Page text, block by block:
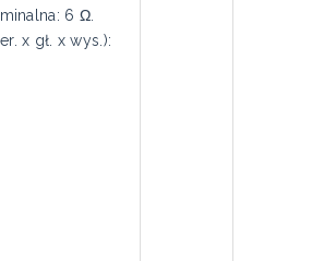
6 Ω.
x gł. x wys.):